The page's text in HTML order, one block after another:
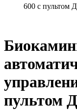
600 с пультом
пультом